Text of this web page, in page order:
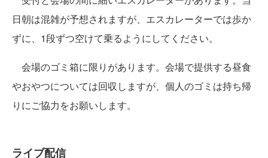
日朝は混雑が予想されますが、エスカレーターでは歩か
ずに、1段ずつ空けて乗るようにしてください。
会場のゴミ箱に限りがあります。会場で提供する昼食
やおやつについては回収しますが、個人のゴミは持ち帰
りにご協力をお願いします。
ライブ配信